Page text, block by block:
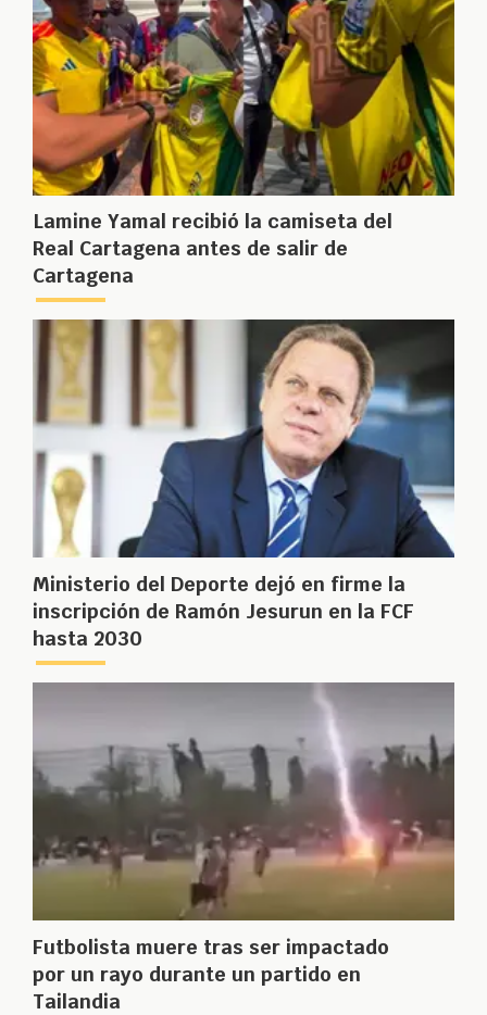
Lamine Yamal recibió la camiseta del
Real Cartagena antes de salir de
Cartagena
Ministerio del Deporte dejó en firme la
inscripción de Ramón Jesurun en la FCF
hasta 2030
Futbolista muere tras ser impactado
por un rayo durante un partido en
Tailandia